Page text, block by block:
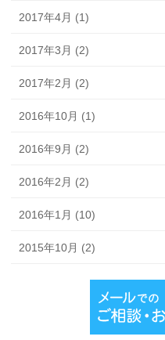
2017年4月 (1)
2017年3月 (2)
2017年2月 (2)
2016年10月 (1)
2016年9月 (2)
2016年2月 (2)
2016年1月 (10)
2015年10月 (2)